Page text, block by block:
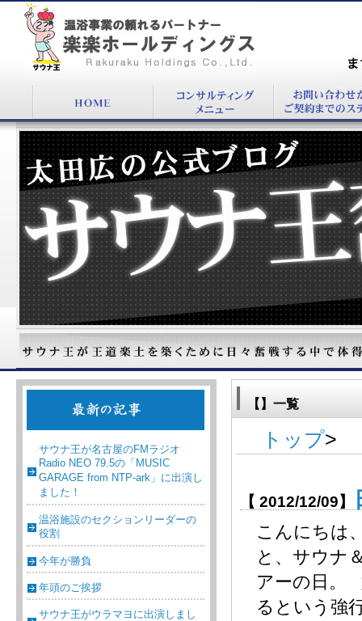
『』：温浴施設コンサルタント太田 広公式
BLOG
00
太田広の公式ブログ：サウナ王奮戦記！
サウナ王が名古屋のFMラジオ
Radio NEO 79.5の「MUSIC
GARAGE from NTP-ark」に出演し
ました！
温浴施設のセクションリーダーの
役割
今年が勝負
年頭のご挨拶
サウナ王がウラマヨに出演しまし
【】一覧
トップ>
【 2012/12/09】
こんにちは
と、サウナ
アーの日。
るという強